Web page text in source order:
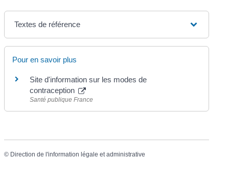
Textes de référence
Pour en savoir plus
Site d'information sur les modes de
contraception
Santé publique France
© Direction de l'information légale et administrative